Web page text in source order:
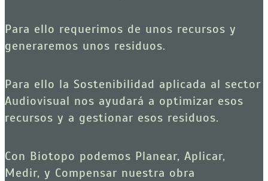
Para ello requerimos de unos recursos y
generaremos unos residuos.
Para ello la Sostenibilidad aplicada al sector
Audiovisual nos ayudará a optimizar esos
recursos y a gestionar esos residuos.
Con Biotopo podemos Planear, Aplicar,
Medir, y Compensar nuestra obra